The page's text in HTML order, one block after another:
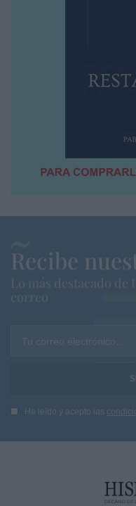
Recibe
Lo más destacado de
correo
Tu correo electrónico...
He leído y acepto las